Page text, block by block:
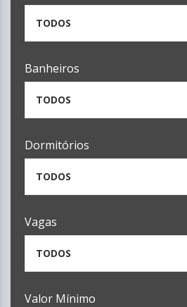
TODOS
Banheiros
TODOS
Dormitórios
TODOS
Vagas
TODOS
Valor Mínimo